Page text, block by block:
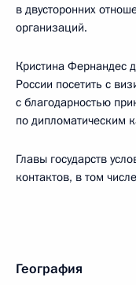
в двусторонних
организаций.
Кристина Фернандес
России посетить с
с благодарностью
по дипломатическим
Главы государств
контактов, в том
География